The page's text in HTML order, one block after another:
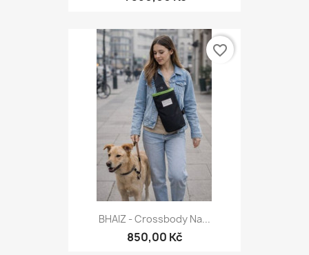
BHAIZ - Crossbody Na...
850,00 Kč
favorite_border